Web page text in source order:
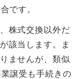
です。
株式交換以外だ
該当します。ま
ませんが、類似
譲受も手続きの